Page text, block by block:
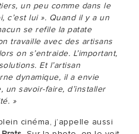
un peu comme dans le
c’est lui ». Quand il y a un
se refile la patate
travaille avec des artisans
on s’entraide. L’important,
Et l’artisan
dynamique, il a envie
un savoir-faire, d’installer
»
cinéma, j’appelle aussi